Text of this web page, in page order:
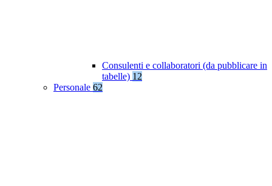
Consulenti e collaboratori (da pubblicare in
tabelle) 12
Personale 62